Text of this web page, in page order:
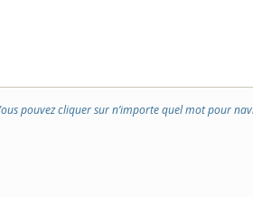
pouvez cliquer sur n’importe quel mot pour